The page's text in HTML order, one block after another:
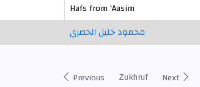
Hafs from 'Aasim
محمود خليل الحصري
Previous Zukhruf Next